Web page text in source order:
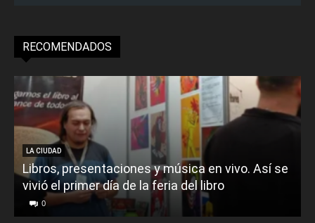
RECOMENDADOS
LA CIUDAD
Libros, presentaciones y música en vivo. Así se
vivió el primer día de la feria del libro
0